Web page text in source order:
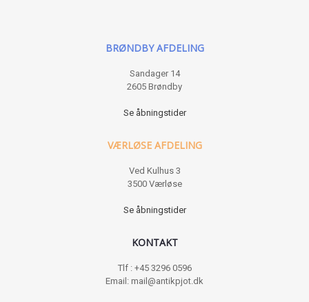
BRØNDBY AFDELING
Sandager 14
2605 Brøndby
Se åbningstider
VÆRLØSE AFDELING
Ved Kulhus 3
3500 Værløse
Se åbningstider
KONTAKT
Tlf : +45 3296 0596
Email: mail@antikpjot.dk